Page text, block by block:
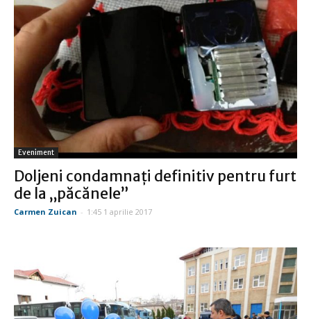
Eveniment
Doljeni condamnaţi definitiv pentru furt
de la „păcănele”
Carmen Zuican - 1:45 1 aprilie 2017